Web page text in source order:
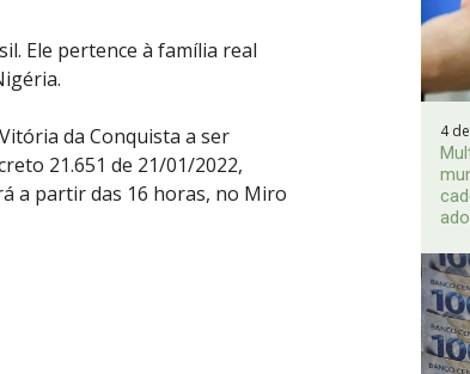
Ele pertence à família real
da Conquista a ser
21.651 de 21/01/2022,
a partir das 16 horas, no Miro
4